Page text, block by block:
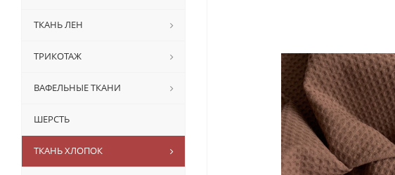
ТКАНЬ ЛЕН
ТРИКОТАЖ
ВАФЕЛЬНЫЕ ТКАНИ
ШЕРСТЬ
ТКАНЬ ХЛОПОК